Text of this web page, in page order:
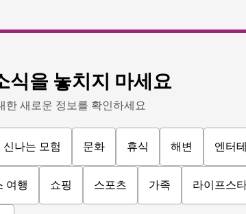
식을 놓치지 마세요
한 새로운 정보를 확인하세요
신나는 모험 문화 휴식 해변 엔터
여행 쇼핑 스포츠 가족 라이프스